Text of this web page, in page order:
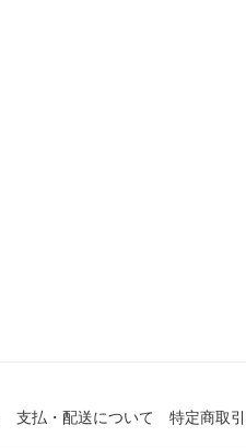
支払・配送について 特定商取